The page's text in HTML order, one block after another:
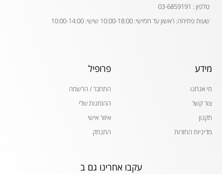
טלפון : 03-6859191
שעות פתיחה: ראשון עד חמישי: 10:00-18:00 שישי: 10:00-14:00
מידע
מי אנחנו
צור קשר
תקנון
מדיניות החזרות
פרופיל
התחבר / הרשמה
ההזמנות שלי
איזור אישי
התנתק
עקבו אחרינו גם ב